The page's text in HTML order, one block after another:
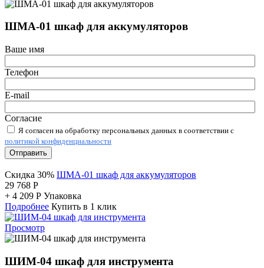
ШМА-01 шкаф для аккумуляторов
Ваше имя
Телефон
E-mail
Согласие
Я согласен на обработку персональных данных в соответствии с
политикой конфиденциальности
Отправить
Скидка 30% ШМА-01 шкаф для аккумуляторов
29 768 Р
+ 4 209 Р Упаковка
Подробнее Купить в 1 клик
Просмотр
ШИМ-04 шкаф для инструмента